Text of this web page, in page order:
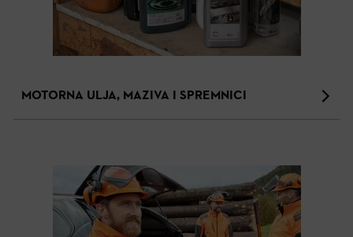
MOTORNA ULJA, MAZIVA I SPREMNICI